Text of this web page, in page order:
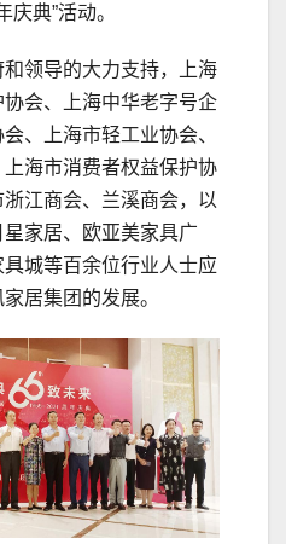
典”活动。
领导的大力支持，上海
会、上海中华老字号企
、上海市轻工业协会、
上海市消费者权益保护协
江商会、兰溪商会，以
家居、欧亚美家具广
城等百余位行业人士应
居集团的发展。